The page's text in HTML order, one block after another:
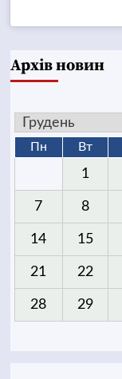
Архів новин
Пн Вт
1
7 8
14 15
21 22
28 29